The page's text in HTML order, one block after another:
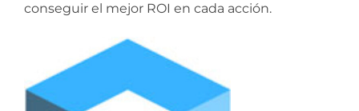
conseguir el mejor ROI en cada acción.